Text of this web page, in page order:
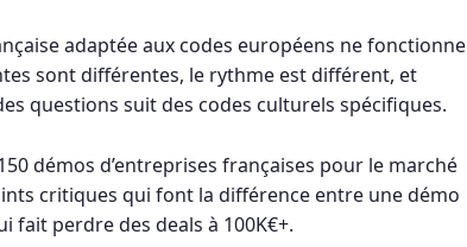
adaptée aux codes européens ne fonctionne
sont différentes, le rythme est différent, et
questions suit des codes culturels spécifiques.
démos d’entreprises françaises pour le marché
critiques qui font la différence entre une démo
fait perdre des deals à 100K€+.